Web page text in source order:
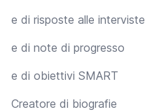
e di risposte alle interviste
e di note di progresso
e di obiettivi SMART
Creatore di biografie